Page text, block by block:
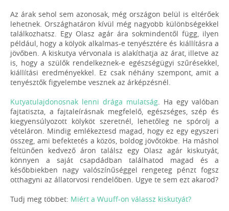
Az árak sehol sem azonosak, még országon belül is eltérőek
lehetnek. Országhatáron kívül még nagyobb különbségekkel
találkozhatsz. Egy Olasz agár ára sokmindentől függ, ilyen
például, hogy a kölyök alkalmas-e tenyésztére és kiállításra a
jövőben. A kiskutya vérvonala is alakíthatja az árat, illetve az
is, hogy a szülők rendelkeznek-e egészségügyi szűrésekkel,
kiállítási eredményekkel. Ez csak néhány szempont, amit a
tenyésztők figyelembe vesznek az árképzésnél.
Kutyatulajdonosnak lenni drága mulatság . Ha egy valóban
fajtatiszta, a fajtaleírásnak megfelelő, egészséges, szép és
kiegyensúlyozott kölyköt szeretnél, lehetőleg ne spórolj a
vételáron. Mindig emlékeztesd magad, hogy ez egy egyszeri
összeg, ami befektetés a közös, boldog jövőtökbe. Ha máshol
feltünően kedvező áron találsz egy Olasz agár kiskutyát,
könnyen a saját csapdádban találhatod magad és a
későbbiekben nagy valószínűséggel rengeteg pénzt fogsz
otthagyni az állatorvosi rendelőben. Ugye te sem ezt akarod?
Tudj meg többet: Miért a Wuuff-on válassz kiskutyát?